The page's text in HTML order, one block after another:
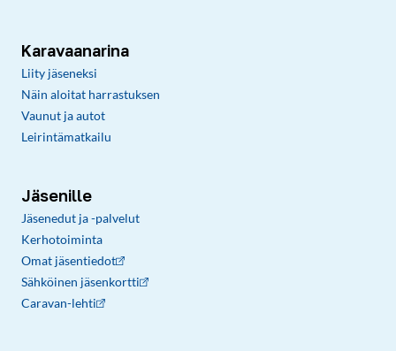
Karavaanarina
Liity jäseneksi
Näin aloitat harrastuksen
Vaunut ja autot
Leirintämatkailu
Jäsenille
Jäsenedut ja -palvelut
Kerhotoiminta
Omat jäsentiedot
Sähköinen jäsenkortti
Caravan-lehti